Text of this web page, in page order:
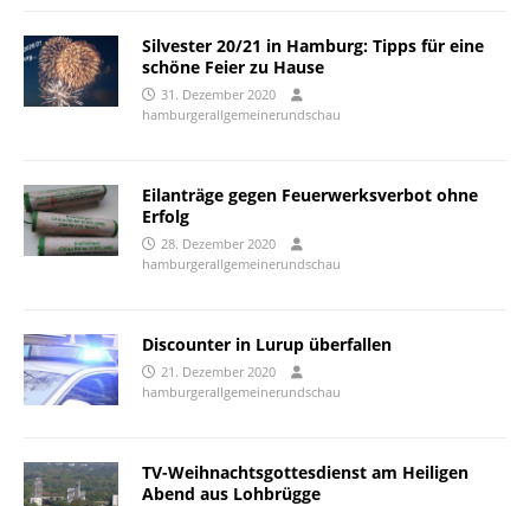
Silvester 20/21 in Hamburg: Tipps für eine
schöne Feier zu Hause
31. Dezember 2020
hamburgerallgemeinerundschau
Eilanträge gegen Feuerwerksverbot ohne
Erfolg
28. Dezember 2020
hamburgerallgemeinerundschau
Discounter in Lurup überfallen
21. Dezember 2020
hamburgerallgemeinerundschau
TV-Weihnachtsgottesdienst am Heiligen
Abend aus Lohbrügge